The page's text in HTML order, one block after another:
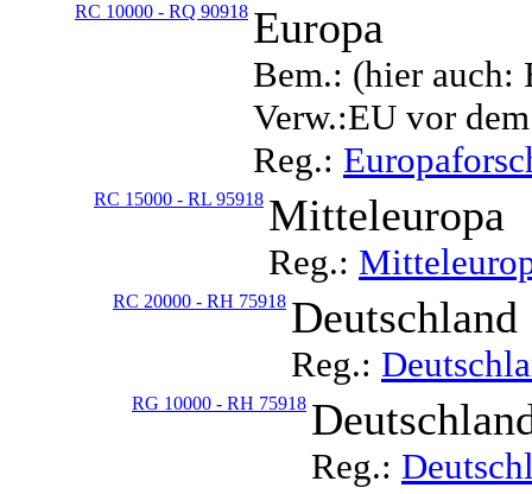
RC 10000 - RQ 90918 Europa
Bem.: (hier auch:
Verw.:EU vor
Reg.:
RC 15000 - RL 95918 Mitteleuropa
Reg.:
RC 20000 - RH 75918 Deutschland
Reg.:
RG 10000 - RH 75918
Reg.: